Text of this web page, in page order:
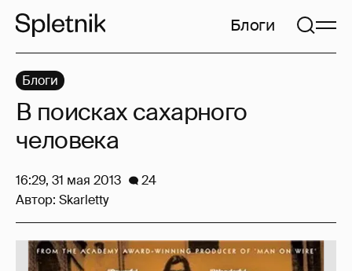
Блоги
Блоги
В поисках сахарного
человека
16:29, 31 мая 2013
24
Автор: Skarletty